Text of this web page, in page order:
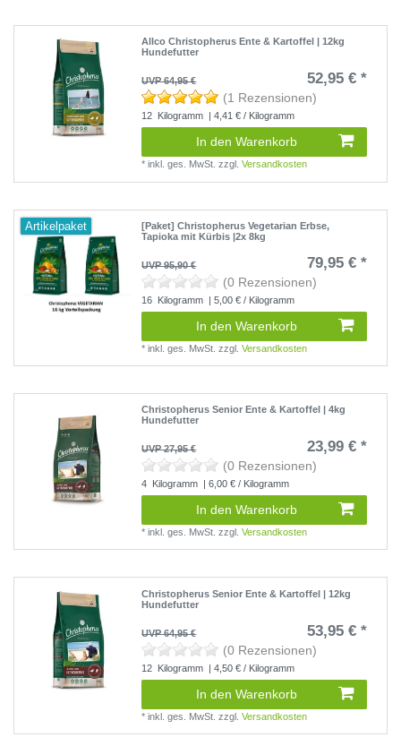
Allco Christopherus Ente & Kartoffel | 12kg
Hundefutter
UVP 64,95 € 52,95 € *
(1 Rezensionen)
12 Kilogramm | 4,41 € / Kilogramm
In den Warenkorb
*inkl. ges. MwSt. zzgl.Versandkosten
Artikelpaket
[Paket] Christopherus Vegetarian Erbse,
Tapioka mit Kürbis |2x 8kg
UVP 95,90 € 79,95 € *
(0 Rezensionen)
16 Kilogramm | 5,00 € / Kilogramm
In den Warenkorb
*inkl. ges. MwSt. zzgl.Versandkosten
Christopherus Senior Ente & Kartoffel | 4kg
Hundefutter
UVP 27,95 € 23,99 € *
(0 Rezensionen)
4 Kilogramm | 6,00 € / Kilogramm
In den Warenkorb
*inkl. ges. MwSt. zzgl.Versandkosten
Christopherus Senior Ente & Kartoffel | 12kg
Hundefutter
UVP 64,95 € 53,95 € *
(0 Rezensionen)
12 Kilogramm | 4,50 € / Kilogramm
In den Warenkorb
*inkl. ges. MwSt. zzgl.Versandkosten